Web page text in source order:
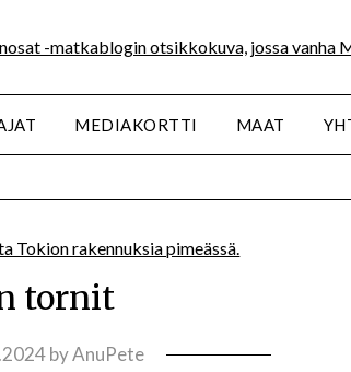
MEDIAKORTTI MAAT
tornit
byAnuPete